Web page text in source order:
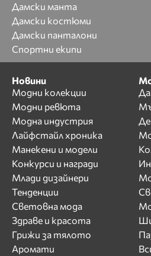
Дамски манта
Дамски костюми
Дамски панталони
Спортни екипи
Новини
Модни колекции
Модни ревюта
Модна индустрия
Лайфстайл хроника
Манекени и модели
Конкурси и награди
Млади дизайнери
Тенденции
Световна мода
Здраве и красота
Грижи за тялото
Аромати